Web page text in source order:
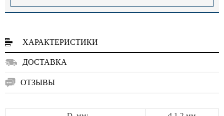
ХАРАКТЕРИСТИКИ
ДОСТАВКА
ОТЗЫВЫ